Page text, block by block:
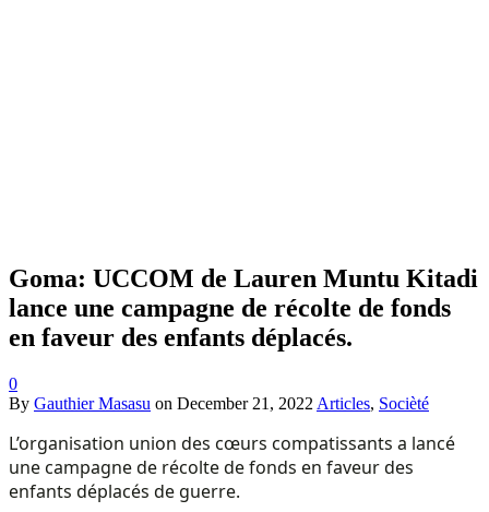
Goma: UCCOM de Lauren Muntu Kitadi
lance une campagne de récolte de fonds
en faveur des enfants déplacés.
0
By Gauthier Masasu on December 21, 2022 Articles, Socièté
L’organisation union des cœurs compatissants a lancé
une campagne de récolte de fonds en faveur des
enfants déplacés de guerre.